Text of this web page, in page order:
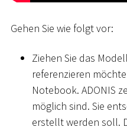
Gehen Sie wie folgt vor:
Ziehen Sie das
referenzieren
Notebook. ADONIS
möglich sind. Sie
erstellt werden soll.